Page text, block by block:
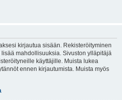
kirjautua sisään. Rekisteröityminen
mahdollisuuksia. Sivuston ylläpitäjä
käyttäjille. Muista lukea
ennen kirjautumista. Muista myös